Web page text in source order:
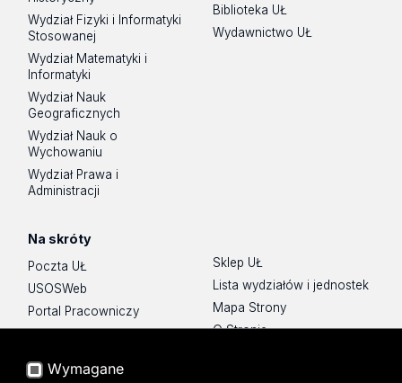
Wydział Fizyki i Informatyki
Stosowanej
Wydział Matematyki i
Informatyki
Wydział Nauk
Geograficznych
Wydział Nauk o
Wychowaniu
Wydział Prawa i
Administracji
Biblioteka UŁ
Wydawnictwo UŁ
Na skróty
Poczta UŁ
USOSWeb
Portal Pracowniczy
Baza Aktów Własnych
Moodle
Sklep UŁ
Lista wydziałów i jednostek
Mapa Strony
O Stronie
Wymagane